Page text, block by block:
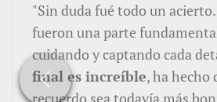
"Sin duda fué todo un
fueron una parte
cuidando y captando cada
final es increíble, ha hecho
recuerdo sea todavía más